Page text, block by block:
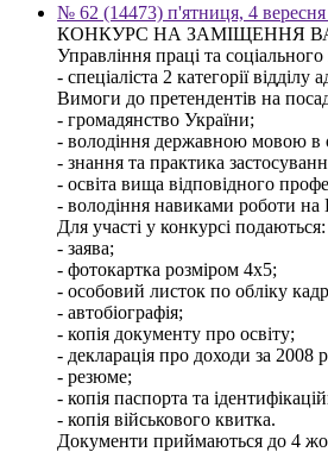
№ 62 (14473) п'ятниця, 4
КОНКУРС НА ЗАМІЩЕННЯ
Управління праці та
- спеціаліста 2 категорії
Вимоги до претендентів на
- громадянство України;
- володіння державною мовою в
- знання та практика
- освіта вища відповідного
- володіння навиками роботи
Для участі у конкурсі подаються:
- заява;
- фотокартка розміром 4х5;
- особовий листок по обліку
- автобіографія;
- копія документу про освіту;
- декларація про доходи за 2008
- резюме;
- копія паспорта та
- копія військового квитка.
Документи приймаються до 4